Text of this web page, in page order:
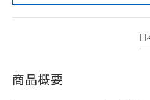
日
商品概要